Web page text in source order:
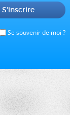
Se souvenir de moi ?
S'inscrire